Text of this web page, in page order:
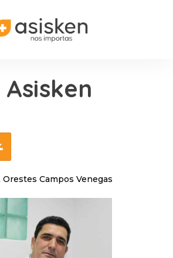
Orestes Campos Venegas